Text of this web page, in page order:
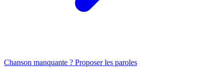
Chanson manquante ? Proposer les paroles